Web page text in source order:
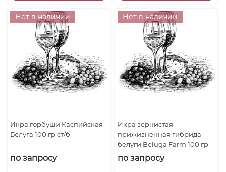
Нет в наличии
Икра горбуши Каспийская
Белуга 100 гр ст/б
по запросу
Нет в наличии
Икра зернистая
прижизненная гибрида
белуги Beluga Farm 100 гр
ст/б
по запросу